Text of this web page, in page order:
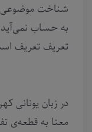
شناخت موضوعی
به حساب
تعریف تعریف
معنا به قطعه‌ی